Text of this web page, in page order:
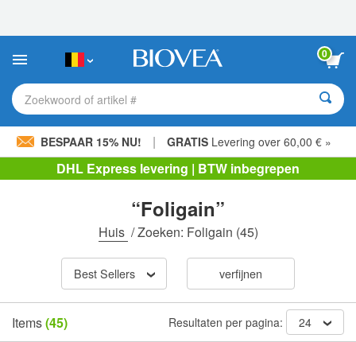
Deze
bevat
toegankelijkheidssysteem.
0
Zoekwoord of artikel #
BESPAAR 15% NU! | GRATIS Levering over 60,00 € »
DHL Express levering | BTW inbegrepen
“Foligain”
Huis /Zoeken: Foligain (45)
Best Sellers verfijnen
Items(45) Resultaten per pagina: 24